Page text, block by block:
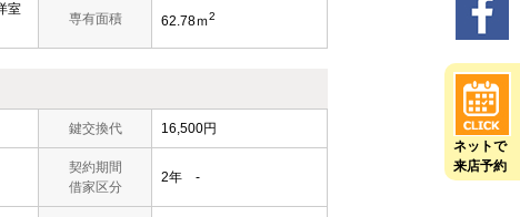
ネットで
来店予約
室
専有面積 62.78ｍ2
鍵交換代 16,500円
契約期間
借家区分
2年 -